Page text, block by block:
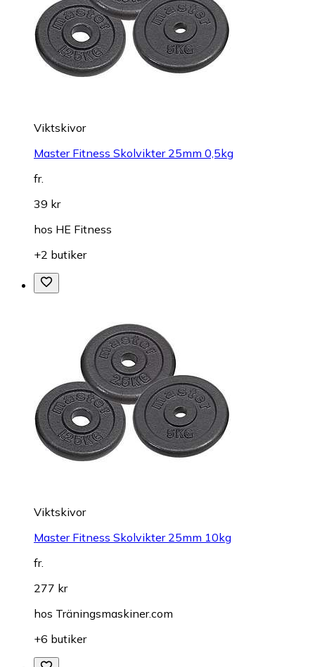
Viktskivor
Master Fitness Skolvikter 25mm 0,5kg
fr.
39 kr
hos HE Fitness
+2 butiker
Viktskivor
Master Fitness Skolvikter 25mm 10kg
fr.
277 kr
hos Träningsmaskiner.com
+6 butiker